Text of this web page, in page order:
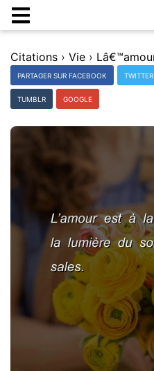
Citations › Vie ›
PARTAGER SUR FACEBOOK TWITTER
TUMBLR GOOGLE